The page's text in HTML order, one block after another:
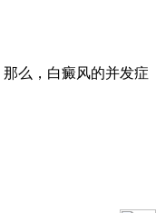
么，白癜风的并发症